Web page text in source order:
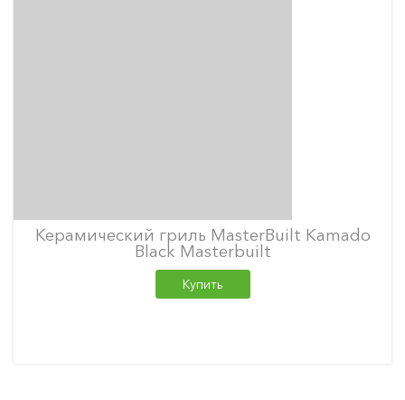
Керамический гриль MasterBuilt Kamado
Black Masterbuilt
Купить